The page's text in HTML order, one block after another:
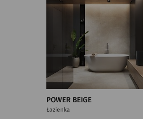
POWER BEIGE
Łazienka